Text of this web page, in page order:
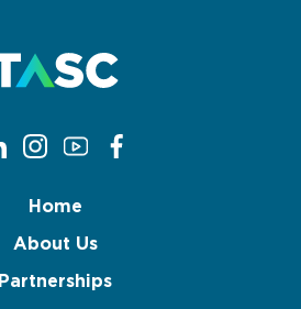
Home
About Us
Partnerships